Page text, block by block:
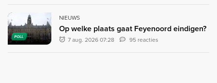
POLL
NIEUWS
Op welke plaats gaat Feyenoord eindigen?
7 aug. 2026 07:28 95 reacties